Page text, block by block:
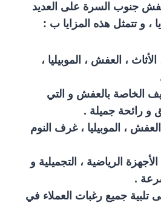
جنوب السرة على العديد
، و تتمثل هذه المزايا ب :
، العفش ، الموبيليا ،
الخاصة بالعفش و التي
و رائحة جميلة .
، الموبيليا ، غرف النوم
الأجهزة الرياضية ، التجميلية و
.
تلبية جميع رغبات العملاء في